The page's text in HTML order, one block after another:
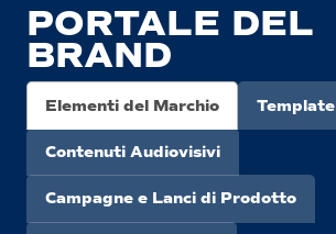
PORTALE DEL
BRAND
Elementi del Marchio Template
Contenuti Audiovisivi
Campagne e Lanci di Prodotto